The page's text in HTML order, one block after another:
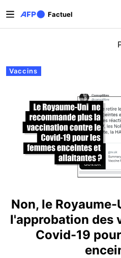
Factuel
Onglets principaux
Vaccins
Non, le
l'approbation des
Covid-19